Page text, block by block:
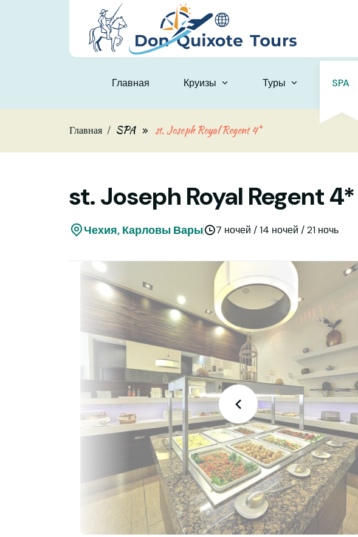
Главная Круизы Туры SPA
Главная SPA st. Joseph Royal Regent 4*
st. Joseph Royal Regent 4*
Чехия, Карловы Вары 7 ночей / 14 ночей / 21 ночь